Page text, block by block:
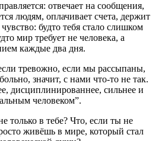
отвечает на сообщения,
людям, оплачивает счета, держит
будто тебя стало слишком
мир требует не человека, а
каждые два дня.
тревожно, если мы рассыпаны,
значит, с нами что-то не так.
дисциплинированнее, сильнее и
человеком”.
только в тебе? Что, если ты не
живёшь в мире, который стал